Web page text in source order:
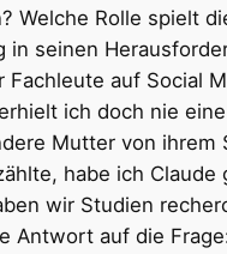
Welche Rolle spielt
in seinen
Fachleute auf Social
ich doch nie
Mutter von ihrem
habe ich Claude
wir Studien
Antwort auf die